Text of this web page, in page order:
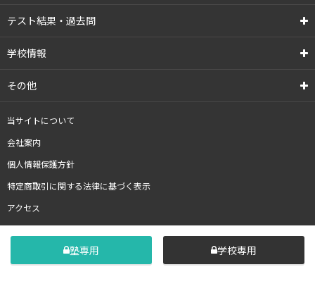
テスト結果・過去問
学校情報
その他
当サイトについて
会社案内
個人情報保護方針
特定商取引に関する法律に基づく表示
アクセス
塾専用 学校専用